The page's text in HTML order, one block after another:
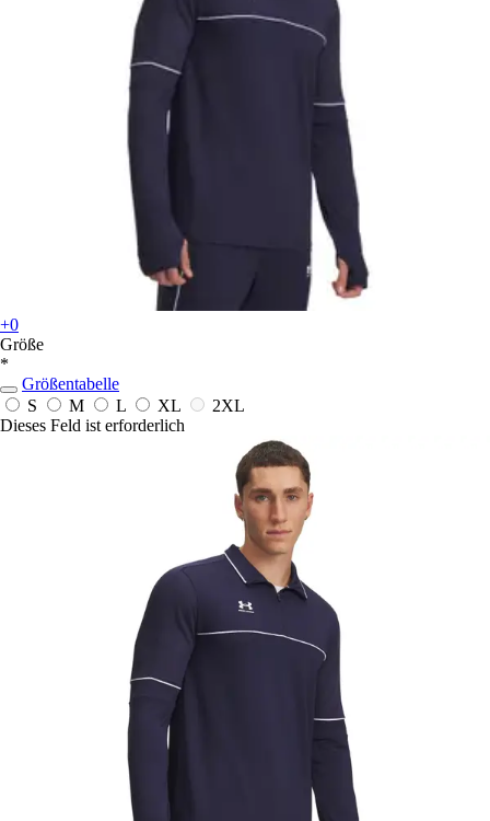
+0
Größe
*
Größentabelle
S
M L XL
2XL
Dieses Feld ist erforderlich